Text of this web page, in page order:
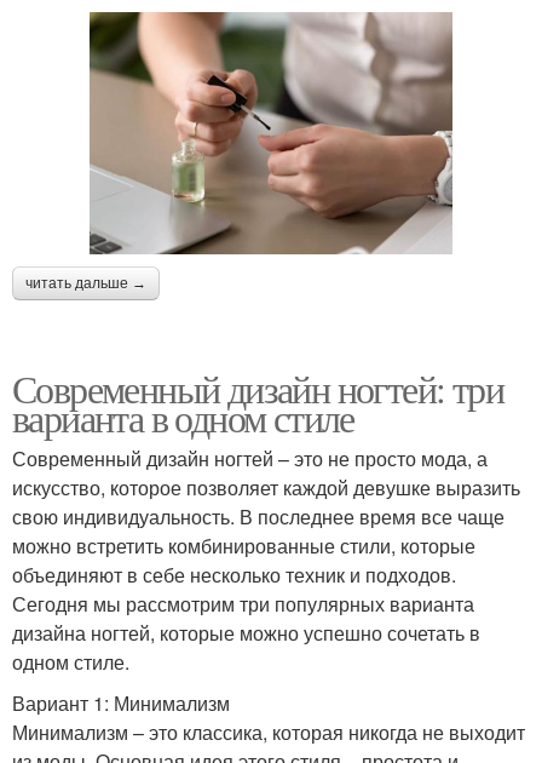
читать дальше →
Современный дизайн ногтей: три
варианта в одном стиле
Современный дизайн ногтей – это не просто мода, а
искусство, которое позволяет каждой девушке выразить
свою индивидуальность. В последнее время все чаще
можно встретить комбинированные стили, которые
объединяют в себе несколько техник и подходов.
Сегодня мы рассмотрим три популярных варианта
дизайна ногтей, которые можно успешно сочетать в
одном стиле.
Вариант 1: Минимализм
Минимализм – это классика, которая никогда не выходит